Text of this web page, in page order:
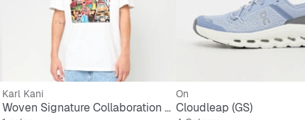
Karl Kani
Woven Signature Collaboration Oversized T-Shirt
On
Cloudleap (GS)